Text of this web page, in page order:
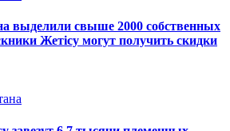
выделили свыше 2000 собственных
Жетісу могут получить скидки